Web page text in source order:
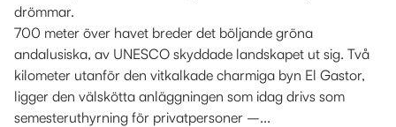
drömmar.
700 meter över havet breder det böljande gröna
andalusiska, av UNESCO skyddade landskapet ut sig. Två
kilometer utanför den vitkalkade charmiga byn El Gastor,
ligger den välskötta anläggningen som idag drivs som
semesteruthyrning för privatpersoner –...